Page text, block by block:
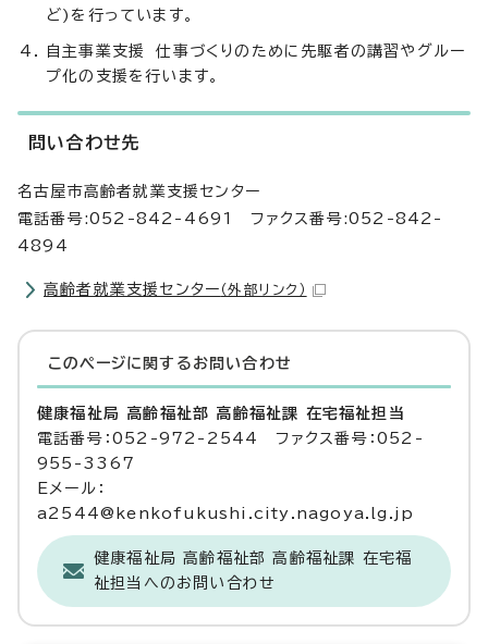
ど)を行っています。
自主事業支援 仕事づくりのために先駆者の講習やグルー
プ化の支援を行います。
問い合わせ先
名古屋市高齢者就業支援センター
電話番号:052-842-4691 ファクス番号:052-842-
4894
高齢者就業支援センター （外部リンク）
このページに関する お問い合わせ
健康福祉局 高齢福祉部 高齢福祉課 在宅福祉担当
電話番号：052-972-2544 ファクス番号：052-
955-3367
Eメール：
a2544@kenkofukushi.city.nagoya.lg.jp
健康福祉局 高齢福祉部 高齢福祉課 在宅福
祉担当へのお問い合わせ